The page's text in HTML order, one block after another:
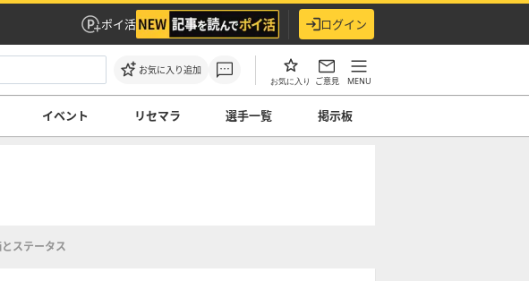
ポイ活 ログイン
お気に入り追加
お気に入り ご意見 MENU
イベント リセマラ 選手一覧 掲示板
ステータス